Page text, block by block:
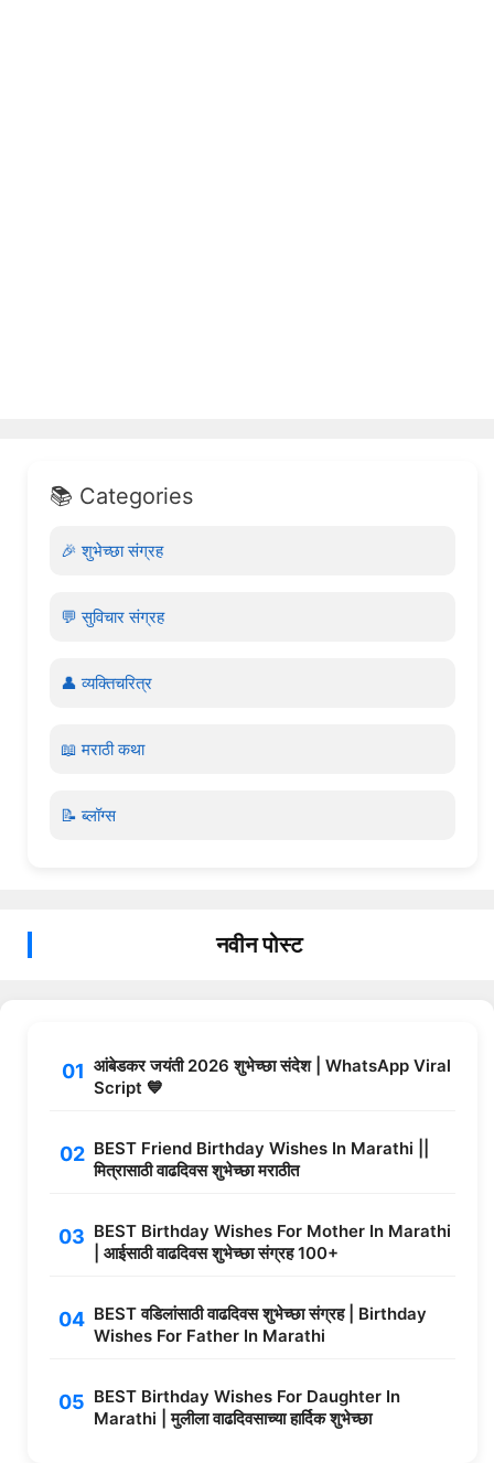
📚 Categories
🎉 शुभेच्छा संग्रह
💬 सुविचार संग्रह
👤 व्यक्तिचरित्र
📖 मराठी कथा
📝 ब्लॉग्स
नवीन पोस्ट
आंबेडकर जयंती 2026 शुभेच्छा संदेश | WhatsApp Viral
Script 💙
BEST Friend Birthday Wishes In Marathi ||
मित्रासाठी वाढदिवस शुभेच्छा मराठीत
BEST Birthday Wishes For Mother In Marathi
| आईसाठी वाढदिवस शुभेच्छा संग्रह 100+
BEST वडिलांसाठी वाढदिवस शुभेच्छा संग्रह | Birthday
Wishes For Father In Marathi
BEST Birthday Wishes For Daughter In
Marathi | मुलीला वाढदिवसाच्या हार्दिक शुभेच्छा